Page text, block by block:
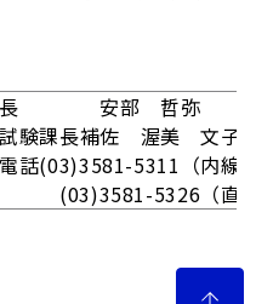
課長 安部 哲弥
佐 渥美 文子
5311（内線
（直通